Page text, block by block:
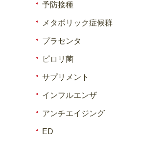
予防接種
メタボリック症候群
プラセンタ
ピロリ菌
サプリメント
インフルエンザ
アンチエイジング
ED